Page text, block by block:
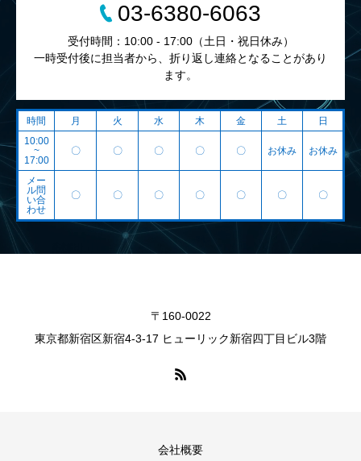
03-6380-6063
受付時間：10:00 - 17:00（土日・祝日休み）
一時受付後に担当者から、折り返し連絡となることがあり
ます。
時間 月 火 水 木 金 土
日
10:00
~
17:00
〇 〇 〇 〇 〇 お休み お休み
メー
ル問
い合
わせ
〇 〇 〇 〇 〇 〇 〇
〒160-0022
東京都新宿区新宿4-3-17 ヒューリック新宿四丁目ビル3階
会社概要